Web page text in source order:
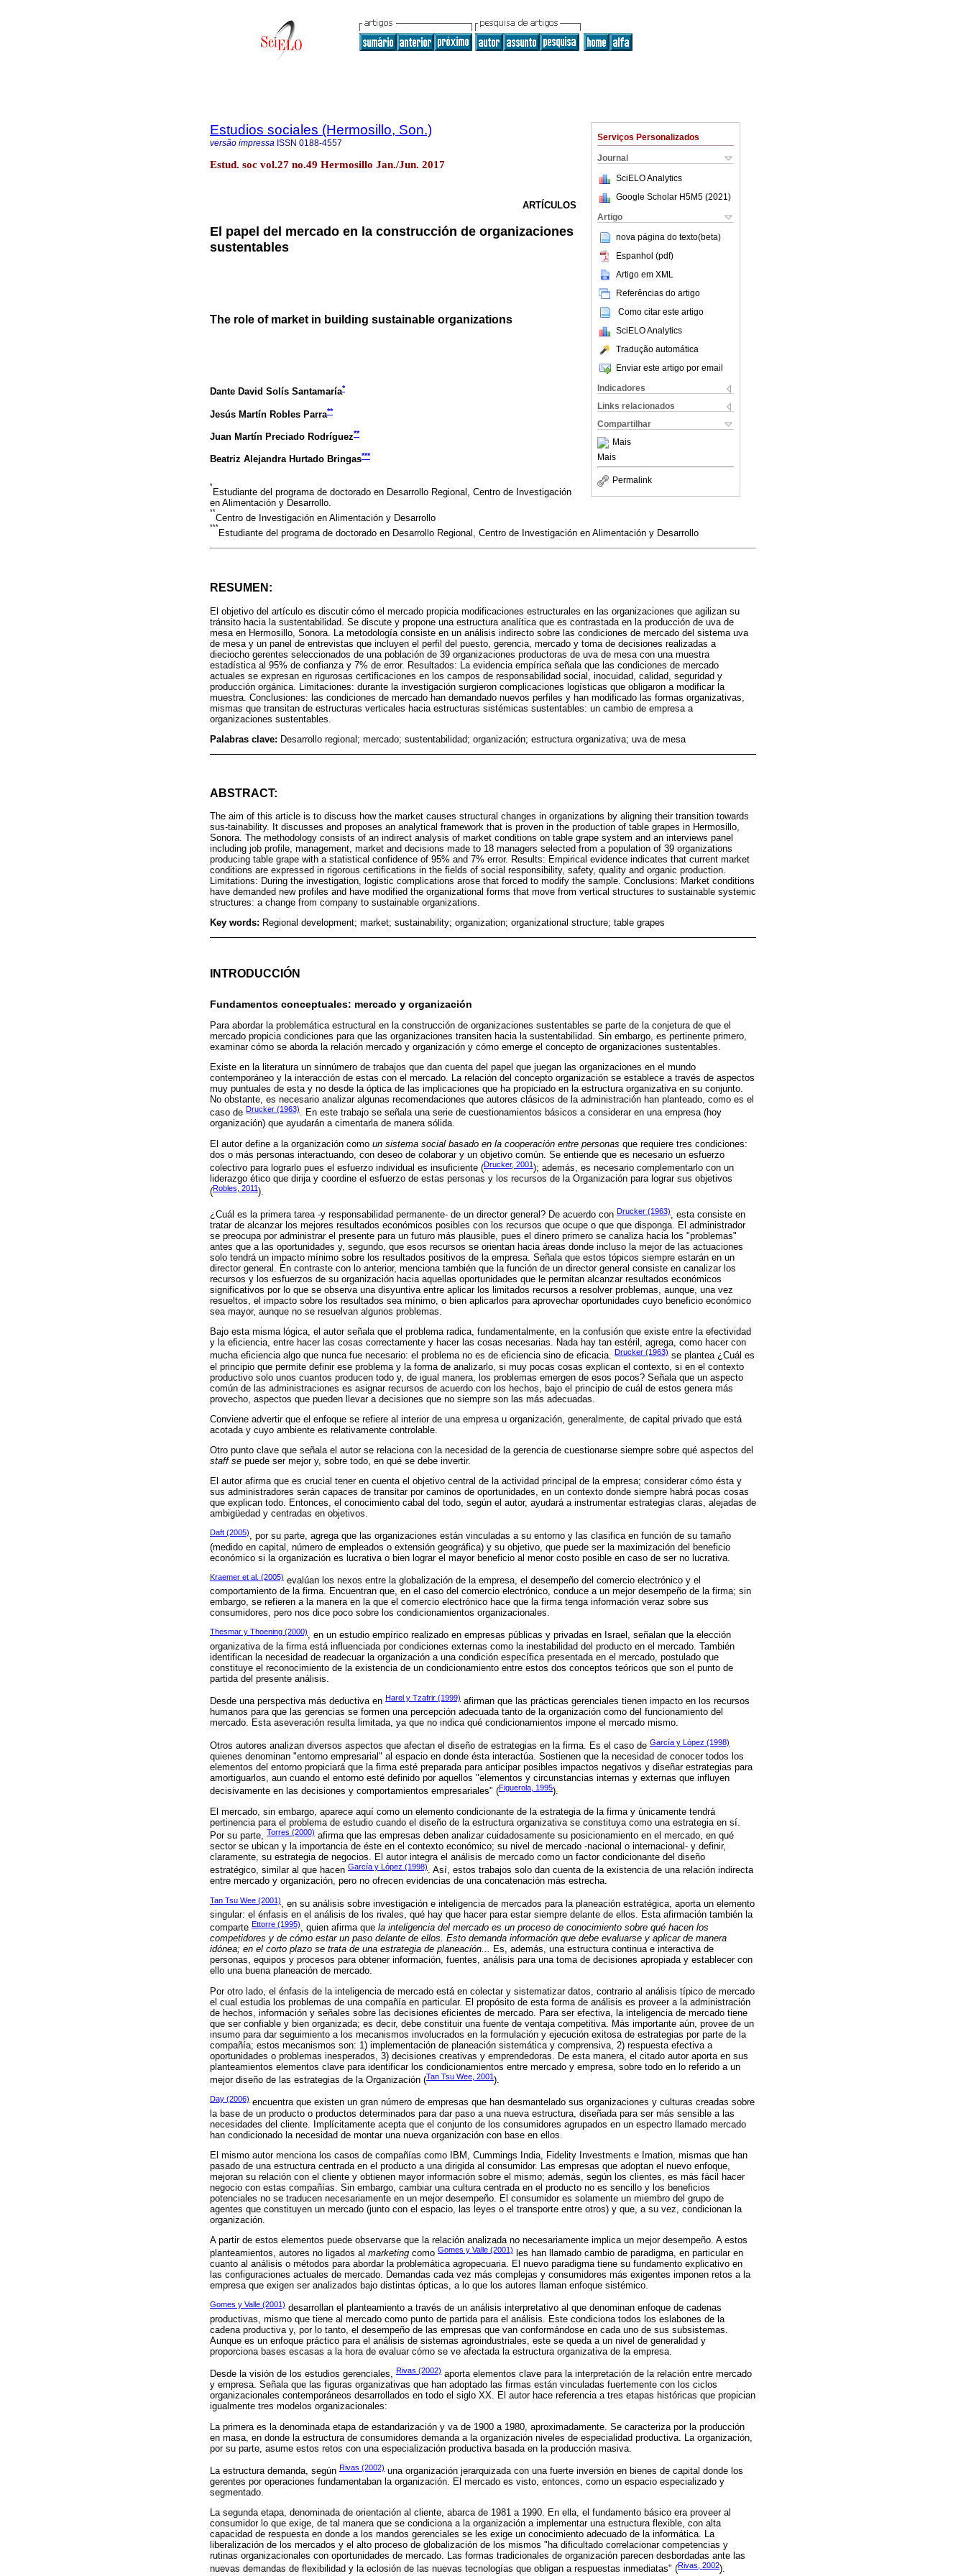
Serviços Personalizados
Journal
SciELO Analytics
Google Scholar H5M5 (2021 )
Artigo
nova página do texto(beta)
Espanhol (pdf)
Artigo em XML
Referências do artigo
Como citar este artigo
SciELO Analytics
Tradução automática
Enviar este artigo por email
Indicadores
Links relacionados
Compartilhar
Mais
Mais
Permalink
Estudios sociales (Hermosillo, Son.)
versão impressa ISSN 0188-4557
Estud. soc vol.27 no.49 Hermosillo Jan./Jun. 2017
ARTÍCULOS
El papel del mercado en la construcción de organizaciones
sustentables
The role of market in building sustainable organizations
Dante David Solís Santamaría*
Jesús Martín Robles Parra**
Juan Martín Preciado Rodríguez**
Beatriz Alejandra Hurtado Bringas***
*
Estudiante del programa de doctorado en Desarrollo Regional, Centro de Investigación
en Alimentación y Desarrollo.
**
Centro de Investigación en Alimentación y Desarrollo
***
Estudiante del programa de doctorado en Desarrollo Regional, Centro de Investigación en Alimentación y Desarrollo
RESUMEN:
El objetivo del artículo es discutir cómo el mercado propicia modificaciones estructurales en las organizaciones que agilizan su
tránsito hacia la sustentabilidad. Se discute y propone una estructura analítica que es contrastada en la producción de uva de
mesa en Hermosillo, Sonora. La metodología consiste en un análisis indirecto sobre las condiciones de mercado del sistema uva
de mesa y un panel de entrevistas que incluyen el perfil del puesto, gerencia, mercado y toma de decisiones realizadas a
dieciocho gerentes seleccionados de una población de 39 organizaciones productoras de uva de mesa con una muestra
estadística al 95% de confianza y 7% de error. Resultados: La evidencia empírica señala que las condiciones de mercado
actuales se expresan en rigurosas certificaciones en los campos de responsabilidad social, inocuidad, calidad, seguridad y
producción orgánica. Limitaciones: durante la investigación surgieron complicaciones logísticas que obligaron a modificar la
muestra. Conclusiones: las condiciones de mercado han demandado nuevos perfiles y han modificado las formas organizativas,
mismas que transitan de estructuras verticales hacia estructuras sistémicas sustentables: un cambio de empresa a
organizaciones sustentables.
Palabras clave: Desarrollo regional; mercado; sustentabilidad; organización; estructura organizativa; uva de mesa
ABSTRACT:
The aim of this article is to discuss how the market causes structural changes in organizations by aligning their transition towards
sus-tainability. It discusses and proposes an analytical framework that is proven in the production of table grapes in Hermosillo,
Sonora. The methodology consists of an indirect analysis of market conditions on table grape system and an interviews panel
including job profile, management, market and decisions made to 18 managers selected from a population of 39 organizations
producing table grape with a statistical confidence of 95% and 7% error. Results: Empirical evidence indicates that current market
conditions are expressed in rigorous certifications in the fields of social responsibility, safety, quality and organic production.
Limitations: During the investigation, logistic complications arose that forced to modify the sample. Conclusions: Market conditions
have demanded new profiles and have modified the organizational forms that move from vertical structures to sustainable systemic
structures: a change from company to sustainable organizations.
Key words: Regional development; market; sustainability; organization; organizational structure; table grapes
INTRODUCCIÓN
Fundamentos conceptuales: mercado y organización
Para abordar la problemática estructural en la construcción de organizaciones sustentables se parte de la conjetura de que el
mercado propicia condiciones para que las organizaciones transiten hacia la sustentabilidad. Sin embargo, es pertinente primero,
examinar cómo se aborda la relación mercado y organización y cómo emerge el concepto de organizaciones sustentables.
Existe en la literatura un sinnúmero de trabajos que dan cuenta del papel que juegan las organizaciones en el mundo
contemporáneo y la interacción de estas con el mercado. La relación del concepto organización se establece a través de aspectos
muy puntuales de esta y no desde la óptica de las implicaciones que ha propiciado en la estructura organizativa en su conjunto.
No obstante, es necesario analizar algunas recomendaciones que autores clásicos de la administración han planteado, como es el
caso de Drucker (1963). En este trabajo se señala una serie de cuestionamientos básicos a considerar en una empresa (hoy
organización) que ayudarán a cimentarla de manera sólida.
El autor define a la organización como un sistema social basado en la cooperación entre personas que requiere tres condiciones:
dos o más personas interactuando, con deseo de colaborar y un objetivo común. Se entiende que es necesario un esfuerzo
colectivo para lograrlo pues el esfuerzo individual es insuficiente (Drucker, 2001); además, es necesario complementarlo con un
liderazgo ético que dirija y coordine el esfuerzo de estas personas y los recursos de la Organización para lograr sus objetivos
(Robles, 2011).
¿Cuál es la primera tarea -y responsabilidad permanente- de un director general? De acuerdo con Drucker (1963), esta consiste en
tratar de alcanzar los mejores resultados económicos posibles con los recursos que ocupe o que que disponga. El administrador
se preocupa por administrar el presente para un futuro más plausible, pues el dinero primero se canaliza hacia los "problemas"
antes que a las oportunidades y, segundo, que esos recursos se orientan hacia áreas donde incluso la mejor de las actuaciones
solo tendrá un impacto mínimo sobre los resultados positivos de la empresa. Señala que estos tópicos siempre estarán en un
director general. En contraste con lo anterior, menciona también que la función de un director general consiste en canalizar los
recursos y los esfuerzos de su organización hacia aquellas oportunidades que le permitan alcanzar resultados económicos
significativos por lo que se observa una disyuntiva entre aplicar los limitados recursos a resolver problemas, aunque, una vez
resueltos, el impacto sobre los resultados sea mínimo, o bien aplicarlos para aprovechar oportunidades cuyo beneficio económico
sea mayor, aunque no se resuelvan algunos problemas.
Bajo esta misma lógica, el autor señala que el problema radica, fundamentalmente, en la confusión que existe entre la efectividad
y la eficiencia, entre hacer las cosas correctamente y hacer las cosas necesarias. Nada hay tan estéril, agrega, como hacer con
mucha eficiencia algo que nunca fue necesario: el problema no es de eficiencia sino de eficacia. Drucker (1963) se plantea ¿Cuál es
el principio que permite definir ese problema y la forma de analizarlo, si muy pocas cosas explican el contexto, si en el contexto
productivo solo unos cuantos producen todo y, de igual manera, los problemas emergen de esos pocos? Señala que un aspecto
común de las administraciones es asignar recursos de acuerdo con los hechos, bajo el principio de cuál de estos genera más
provecho, aspectos que pueden llevar a decisiones que no siempre son las más adecuadas.
Conviene advertir que el enfoque se refiere al interior de una empresa u organización, generalmente, de capital privado que está
acotada y cuyo ambiente es relativamente controlable.
Otro punto clave que señala el autor se relaciona con la necesidad de la gerencia de cuestionarse siempre sobre qué aspectos del
staff se puede ser mejor y, sobre todo, en qué se debe invertir.
El autor afirma que es crucial tener en cuenta el objetivo central de la actividad principal de la empresa; considerar cómo ésta y
sus administradores serán capaces de transitar por caminos de oportunidades, en un contexto donde siempre habrá pocas cosas
que explican todo. Entonces, el conocimiento cabal del todo, según el autor, ayudará a instrumentar estrategias claras, alejadas de
ambigüedad y centradas en objetivos.
Daft (2005), por su parte, agrega que las organizaciones están vinculadas a su entorno y las clasifica en función de su tamaño
(medido en capital, número de empleados o extensión geográfica) y su objetivo, que puede ser la maximización del beneficio
económico si la organización es lucrativa o bien lograr el mayor beneficio al menor costo posible en caso de ser no lucrativa.
Kraemer et al. (2005) evalúan los nexos entre la globalización de la empresa, el desempeño del comercio electrónico y el
comportamiento de la firma. Encuentran que, en el caso del comercio electrónico, conduce a un mejor desempeño de la firma; sin
embargo, se refieren a la manera en la que el comercio electrónico hace que la firma tenga información veraz sobre sus
consumidores, pero nos dice poco sobre los condicionamientos organizacionales.
Thesmar y Thoening (2000), en un estudio empírico realizado en empresas públicas y privadas en Israel, señalan que la elección
organizativa de la firma está influenciada por condiciones externas como la inestabilidad del producto en el mercado. También
identifican la necesidad de readecuar la organización a una condición específica presentada en el mercado, postulado que
constituye el reconocimiento de la existencia de un condicionamiento entre estos dos conceptos teóricos que son el punto de
partida del presente análisis.
Desde una perspectiva más deductiva en Harel y Tzafrir (1999) afirman que las prácticas gerenciales tienen impacto en los recursos
humanos para que las gerencias se formen una percepción adecuada tanto de la organización como del funcionamiento del
mercado. Esta aseveración resulta limitada, ya que no indica qué condicionamientos impone el mercado mismo.
Otros autores analizan diversos aspectos que afectan el diseño de estrategias en la firma. Es el caso de García y López (1998)
quienes denominan "entorno empresarial" al espacio en donde ésta interactúa. Sostienen que la necesidad de conocer todos los
elementos del entorno propiciará que la firma esté preparada para anticipar posibles impactos negativos y diseñar estrategias para
amortiguarlos, aun cuando el entorno esté definido por aquellos "elementos y circunstancias internas y externas que influyen
decisivamente en las decisiones y comportamientos empresariales" (Figuerola, 1995).
El mercado, sin embargo, aparece aquí como un elemento condicionante de la estrategia de la firma y únicamente tendrá
pertinencia para el problema de estudio cuando el diseño de la estructura organizativa se constituya como una estrategia en sí.
Por su parte, Torres (2000) afirma que las empresas deben analizar cuidadosamente su posicionamiento en el mercado, en qué
sector se ubican y la importancia de éste en el contexto económico; su nivel de mercado -nacional o internacional- y definir,
claramente, su estrategia de negocios. El autor integra el análisis de mercado como un factor condicionante del diseño
estratégico, similar al que hacen García y López (1998). Así, estos trabajos solo dan cuenta de la existencia de una relación indirecta
entre mercado y organización, pero no ofrecen evidencias de una concatenación más estrecha.
Tan Tsu Wee (2001)
, en su análisis sobre investigación e inteligencia de mercados para la planeación estratégica, aporta un elemento
singular: el énfasis en el análisis de los rivales, qué hay que hacer para estar siempre delante de ellos. Esta afirmación también la
comparte Ettorre (1995), quien afirma que la inteligencia del mercado es un proceso de conocimiento sobre qué hacen los
competidores y de cómo estar un paso delante de ellos. Esto demanda información que debe evaluarse y aplicar de manera
idónea; en el corto plazo se trata de una estrategia de planeación... Es, además, una estructura continua e interactiva de
personas, equipos y procesos para obtener información, fuentes, análisis para una toma de decisiones apropiada y establecer con
ello una buena planeación de mercado.
Por otro lado, el énfasis de la inteligencia de mercado está en colectar y sistematizar datos, contrario al análisis típico de mercado
el cual estudia los problemas de una compañía en particular. El propósito de esta forma de análisis es proveer a la administración
de hechos, información y señales sobre las decisiones eficientes de mercado. Para ser efectiva, la inteligencia de mercado tiene
que ser confiable y bien organizada; es decir, debe constituir una fuente de ventaja competitiva. Más importante aún, provee de un
insumo para dar seguimiento a los mecanismos involucrados en la formulación y ejecución exitosa de estrategias por parte de la
compañía; estos mecanismos son: 1) implementación de planeación sistemática y comprensiva, 2) respuesta efectiva a
oportunidades o problemas inesperados, 3) decisiones creativas y emprendedoras. De esta manera, el citado autor aporta en sus
planteamientos elementos clave para identificar los condicionamientos entre mercado y empresa, sobre todo en lo referido a un
mejor diseño de las estrategias de la Organización (Tan Tsu Wee, 2001).
Day (2006) encuentra que existen un gran número de empresas que han desmantelado sus organizaciones y culturas creadas sobre
la base de un producto o productos determinados para dar paso a una nueva estructura, diseñada para ser más sensible a las
necesidades del cliente. Implícitamente acepta que el conjunto de los consumidores agrupados en un espectro llamado mercado
han condicionado la necesidad de montar una nueva organización con base en ellos.
El mismo autor menciona los casos de compañías como IBM, Cummings India, Fidelity Investments e Imation, mismas que han
pasado de una estructura centrada en el producto a una dirigida al consumidor. Las empresas que adoptan el nuevo enfoque,
mejoran su relación con el cliente y obtienen mayor información sobre el mismo; además, según los clientes, es más fácil hacer
negocio con estas compañías. Sin embargo, cambiar una cultura centrada en el producto no es sencillo y los beneficios
potenciales no se traducen necesariamente en un mejor desempeño. El consumidor es solamente un miembro del grupo de
agentes que constituyen un mercado (junto con el espacio, las leyes o el transporte entre otros) y que, a su vez, condicionan la
organización.
A partir de estos elementos puede observarse que la relación analizada no necesariamente implica un mejor desempeño. A estos
planteamientos, autores no ligados al marketing como Gomes y Valle (2001)
les han llamado cambio de paradigma, en particular en
cuanto al análisis o métodos para abordar la problemática agropecuaria. El nuevo paradigma tiene su fundamento explicativo en
las configuraciones actuales de mercado. Demandas cada vez más complejas y consumidores más exigentes imponen retos a la
empresa que exigen ser analizados bajo distintas ópticas, a lo que los autores llaman enfoque sistémico.
Gomes y Valle (2001) desarrollan el planteamiento a través de un análisis interpretativo al que denominan enfoque de cadenas
productivas, mismo que tiene al mercado como punto de partida para el análisis. Este condiciona todos los eslabones de la
cadena productiva y, por lo tanto, el desempeño de las empresas que van conformándose en cada uno de sus subsistemas.
Aunque es un enfoque práctico para el análisis de sistemas agroindustriales, este se queda a un nivel de generalidad y
proporciona bases escasas a la hora de evaluar cómo se ve afectada la estructura organizativa de la empresa.
Desde la visión de los estudios gerenciales, Rivas (2002) aporta elementos clave para la interpretación de la relación entre mercado
y empresa. Señala que las figuras organizativas que han adoptado las firmas están vinculadas fuertemente con los ciclos
organizacionales contemporáneos desarrollados en todo el siglo XX. El autor hace referencia a tres etapas históricas que propician
igualmente tres modelos organizacionales:
La primera es la denominada etapa de estandarización y va de 1900 a 1980, aproximadamente. Se caracteriza por la producción
en masa, en donde la estructura de consumidores demanda a la organización niveles de especialidad productiva. La organización,
por su parte, asume estos retos con una especialización productiva basada en la producción masiva.
La estructura demanda, según Rivas (2002) una organización jerarquizada con una fuerte inversión en bienes de capital donde los
gerentes por operaciones fundamentaban la organización. El mercado es visto, entonces, como un espacio especializado y
segmentado.
La segunda etapa, denominada de orientación al cliente, abarca de 1981 a 1990. En ella, el fundamento básico era proveer al
consumidor lo que exige, de tal manera que se condiciona a la organización a implementar una estructura flexible, con alta
capacidad de respuesta en donde a los mandos gerenciales se les exige un conocimiento adecuado de la informática. La
liberalización de los mercados y el alto proceso de globalización de los mismos "ha dificultado correlacionar competencias y
rutinas organizacionales con oportunidades de mercado. Las formas tradicionales de organización parecen desbordadas ante las
nuevas demandas de flexibilidad y la eclosión de las nuevas tecnologías que obligan a respuestas inmediatas" (Rivas, 2002).